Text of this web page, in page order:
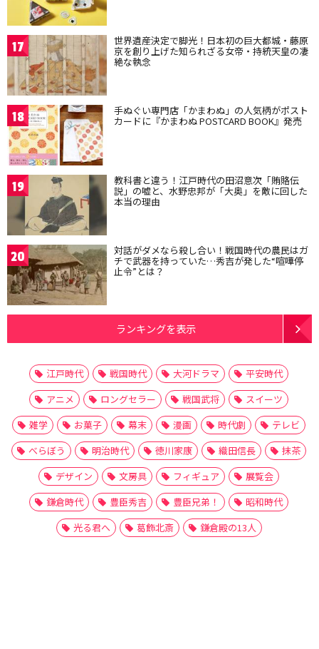
17 世界遺産決定で脚光！日本初の巨大都城・藤原
京を創り上げた知られざる女帝・持統天皇の凄
絶な執念
18 手ぬぐい専門店「かまわぬ」の人気柄がポスト
カードに『かまわぬ POSTCARD BOOK』発売
19 教科書と違う！江戸時代の田沼意次「賄賂伝
説」の嘘と、水野忠邦が「大奥」を敵に回した
本当の理由
20 対話がダメなら殺し合い！戦国時代の農民はガ
チで武器を持っていた…秀吉が発した“喧嘩停
止令”とは？
ランキングを表示
江戸時代 戦国時代 大河ドラマ
平安時代
アニメ
ロングセラー 戦国武将
スイーツ
雑学
お菓子 幕末 漫画 時代劇
テレビ
べらぼう
明治時代 徳川家康 織田信長
抹茶
デザイン
文房具 フィギュア
展覧会
鎌倉時代
豊臣秀吉 豊臣兄弟！
昭和時代
光る君へ
葛飾北斎 鎌倉殿の13人